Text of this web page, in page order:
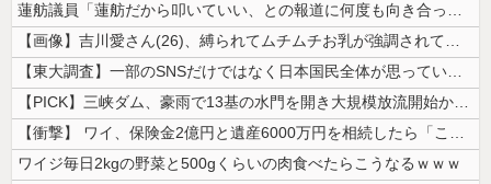
蓮舫議員「蓮舫だから叩いていい、との報道に何度も向き合ってきました。悔...
【画像】吉川愛さん(26)、縛られてムチムチお乳が強調されてしまう
【東大調査】一部のSNSだけではなく日本国民全体が思っていた「外国人受...
【PICK】三峡ダム、豪雨で13基の水門を開き大規模放流開始か 下流の...
【衝撃】 ワイ、保険金2億円と遺産6000万円を相続したら「こう」なっ...
ワイジ毎日2kgの野菜と500gくらいの肉食べたらこうなるｗｗｗ